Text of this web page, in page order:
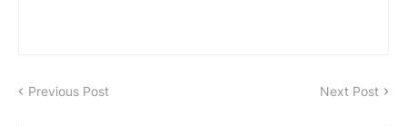
Previous Post Next Post